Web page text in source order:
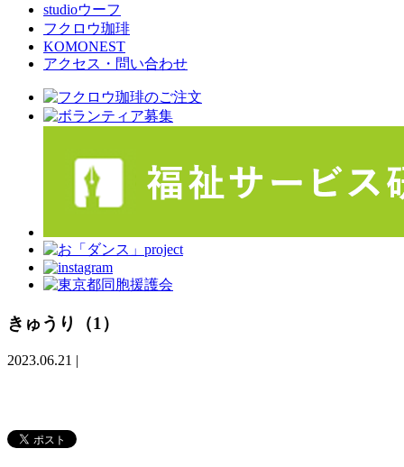
studioウーフ
フクロウ珈琲
KOMONEST
アクセス・問い合わせ
きゅうり（1）
2023.06.21 |